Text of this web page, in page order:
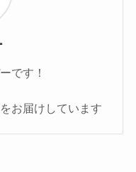
ーです！
お届けしています